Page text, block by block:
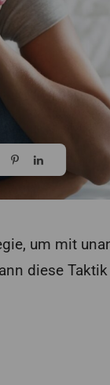
um mit
diese